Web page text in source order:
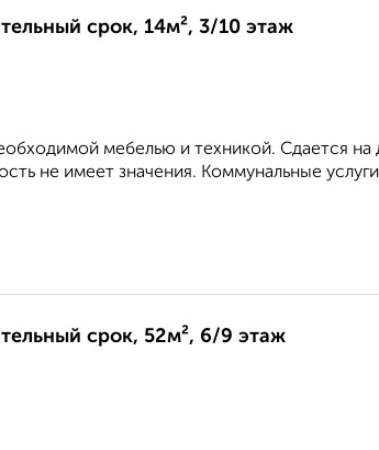
срок, 14м², 3/10 этаж
мебелью и техникой. Сдается
не имеет значения. Коммунальные
срок, 52м², 6/9 этаж